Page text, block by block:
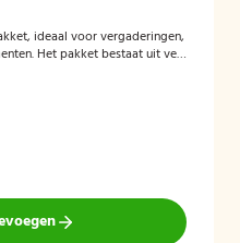
ideaal voor vergaderingen,
Het pakket bestaat uit vers